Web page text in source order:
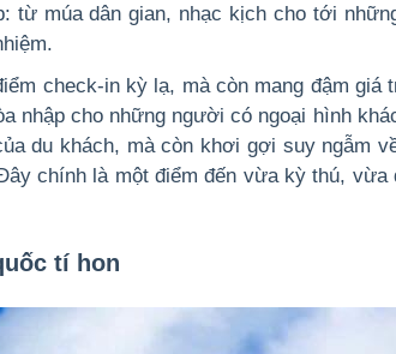
từ múa dân gian, nhạc kịch cho tới
check-in kỳ lạ, mà còn mang đậm giá
nhập cho những người có ngoại hình
du khách, mà còn khơi gợi suy ngẫm
chính là một điểm đến vừa kỳ thú, vừa
tí hon